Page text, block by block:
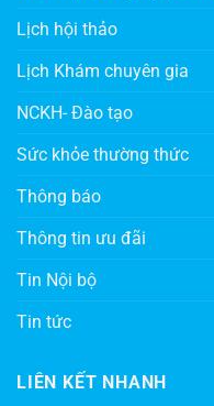
Lịch hội thảo
Lịch Khám chuyên gia
NCKH- Đào tạo
Sức khỏe thường thức
Thông báo
Thông tin ưu đãi
Tin Nội bộ
Tin tức
LIÊN KẾT NHANH